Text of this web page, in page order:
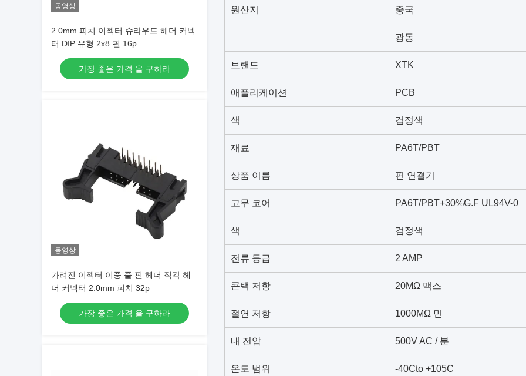
동영상
2.0mm 피치 이젝터 슈라우드 헤더 커넥
터 DIP 유형 2x8 핀 16p
가장 좋은 가격 을 구하라
동영상
가려진 이젝터 이중 줄 핀 헤더 직각 헤
더 커넥터 2.0mm 피치 32p
가장 좋은 가격 을 구하라
원산지 중국
광동
브랜드 XTK
애플리케이션 PCB
색 검정색
재료 PA6T/PBT
상품 이름 핀 연결기
고무 코어 PA6T/PBT+30%G.F UL94V-0
색 검정색
전류 등급 2 AMP
콘택 저항 20MΩ 맥스
절연 저항 1000MΩ 민
내 전압 500V AC / 분
온도 범위 -40Cto +105C